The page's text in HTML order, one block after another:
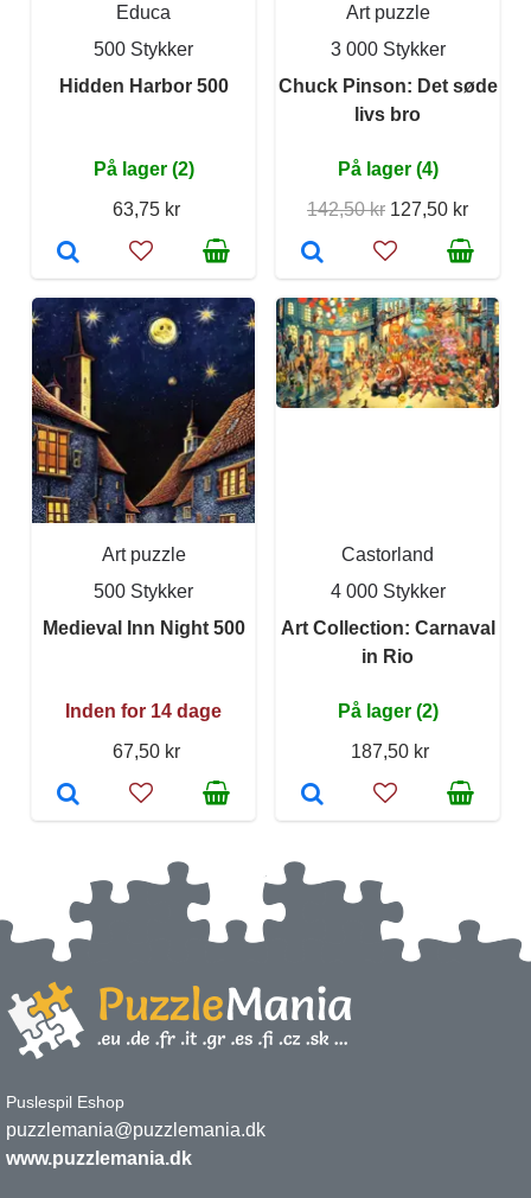
Educa
500 Stykker
Hidden Harbor 500
På lager (2)
63,75 kr
Art puzzle
3 000 Stykker
Chuck Pinson: Det søde
livs bro
På lager (4)
142,50 kr 127,50 kr
Art puzzle
500 Stykker
Medieval Inn Night 500
Inden for 14 dage
67,50 kr
Castorland
4 000 Stykker
Art Collection: Carnaval
in Rio
På lager (2)
187,50 kr
Puslespil Eshop
puzzlemania@puzzlemania.dk
www.puzzlemania.dk